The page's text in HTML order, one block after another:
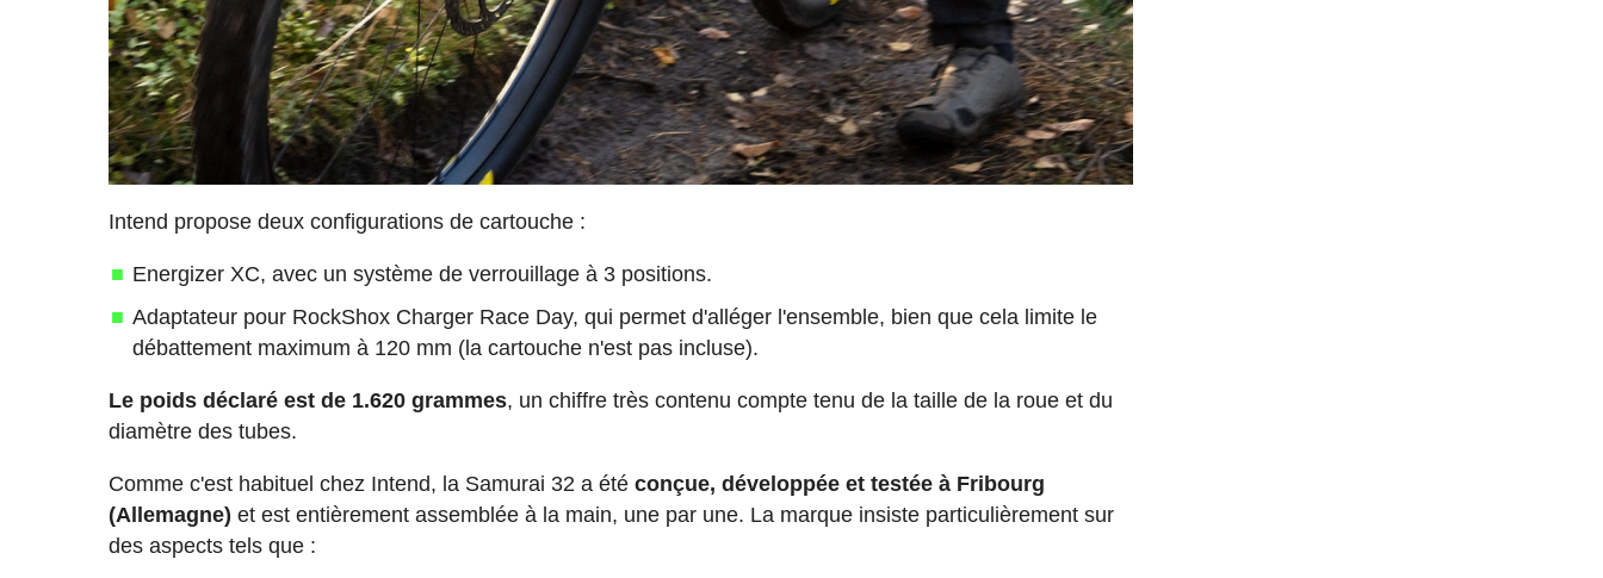
Intend propose deux configurations de cartouche :
Energizer XC, avec un système de verrouillage à 3 positions.
Adaptateur pour RockShox Charger Race Day, qui permet d'alléger l'ensemble, bien que cela limite le
débattement maximum à 120 mm (la cartouche n'est pas incluse).
Le poids déclaré est de 1.620 grammes, un chiffre très contenu compte tenu de la taille de la roue et du
diamètre des tubes.
Comme c'est habituel chez Intend, la Samurai 32 a étéconçue, développée et testée à Fribourg
(Allemagne) et est entièrement assemblée à la main, une par une. La marque insiste particulièrement sur
des aspects tels que :